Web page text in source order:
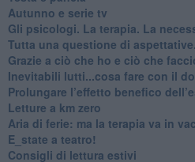
​Autunno e serie tv
​Gli psicologi. La terapia. La
​Tutta una questione di aspettative.
​Grazie a ciò che ho e ciò che
​Inevitabili lutti...cosa fare con il
Prolungare l’effetto benefico
​Letture a km zero
​Aria di ferie: ma la terapia va in
​E_state a teatro!
​Consigli di lettura estivi